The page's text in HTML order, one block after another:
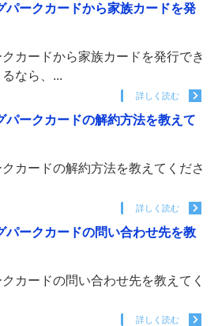
パークカードから家族カードを発
カードから家族カードを発行でき
なら、...
詳しく読む
パークカードの解約方法を教えて
カードの解約方法を教えてくださ
詳しく読む
パークカードの問い合わせ先を教
カードの問い合わせ先を教えてく
詳しく読む